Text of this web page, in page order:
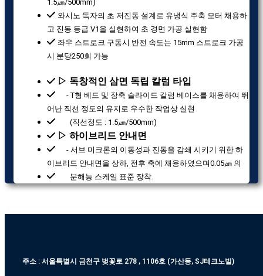
1.5㎛/500mm)
와시노 독자의 초 저진동 설계로 유냉식 주축 모터 채용하
고 진동 등급 V1을 실현하여 초 경면 가공 실현함
좌우 스트로크 구동시 반전 속도는 15mm 스트로크 가공
시 분당250회 가능
▷ 독창적인 삼면 독립 칼럼 타입
- T형 베드 및 장축 슬라이드 칼럼 베이스를 채용하여 뛰
어난 직선 정도의 유지로 우수한 작업상 실현
(직선정도 : 1.5㎛/500mm)
▷ 하이브리드 안내면
- 서브 미크론의 이동성과 진동을 감쇄 시키기 위한 하
이브리드 안내면을 상하, 전후 축에 채용하였으며0.05㎛ 의
분해능 스케일 표준 장착.
주소 : 서울특별시 금천구 벚꽃로 278 , 1106호 (가산동, SJ테크노빌)